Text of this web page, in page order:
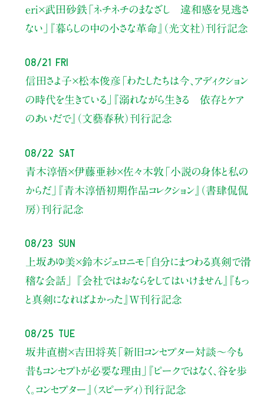
eri×武田砂鉄「ネチネチのまなざし 違和感を見逃さ
ない」
『暮らしの中の小さな革命』（光文社）刊行記念
08/21 Fri
信田さよ子×松本俊彦 「わたしたちは今、アディクション
の時代を生きている」
『溺れながら生きる 依存とケア
のあいだで』（文藝春秋）刊行記念
08/22 Sat
青木淳悟×伊藤亜紗×佐々木敦 「小説の身体と私の
からだ」
『青木淳悟初期作品コレクション』（書肆侃侃
房）刊行記念
08/23 Sun
上坂あゆ美×鈴木ジェロニモ 「自分にまつわる真剣で滑
稽な会話」
『会社ではおならをしてはいけません』『もっ
と真剣になればよかった』W刊行記念
08/25 Tue
坂井直樹×吉田将英「新旧コンセプター対談～今も
昔もコンセプトが必要な理由」
『ピークではなく、谷を歩
く。コンセプター』（スピーディ）刊行記念